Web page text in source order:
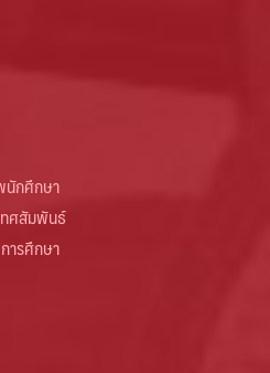
นักศึกษา
ทศสัมพันธ์
ารศึกษา